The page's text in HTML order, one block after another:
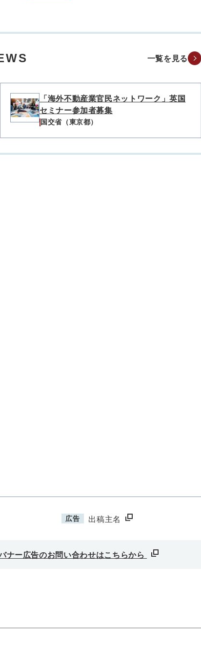
一覧を見る
「海外不動産業官民ネットワーク」英国
セミナー参加者募集
国交省（東京都）
広告 出稿主名
ナー広告のお問い合わせはこちらから